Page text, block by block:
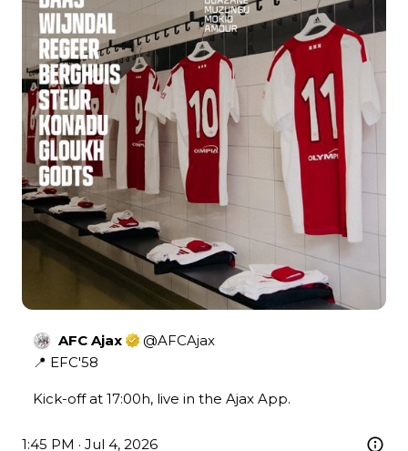
AFC Ajax @AFCAjax
📍 EFC'58
Kick-off at 17:00h, live in the Ajax App.
1:45 PM · Jul 4, 2026